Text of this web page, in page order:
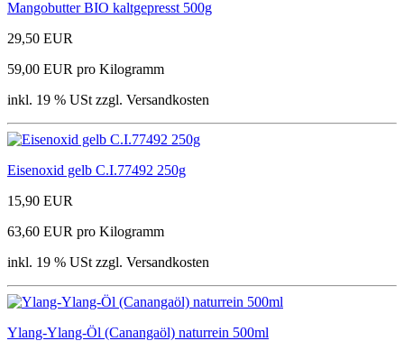
Mangobutter BIO kaltgepresst 500g
29,50 EUR
59,00 EUR pro Kilogramm
inkl. 19 % USt zzgl. Versandkosten
Eisenoxid gelb C.I.77492 250g
15,90 EUR
63,60 EUR pro Kilogramm
inkl. 19 % USt zzgl. Versandkosten
Ylang-Ylang-Öl (Canangaöl) naturrein 500ml